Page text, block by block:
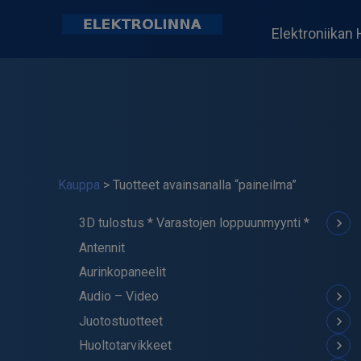
Elektroniikan
Kauppa > Tuotteet avainsanalla “paineilma”
keyboard_arrow_down
3D tulostus * Varastojen loppuunmyynti *
Moniväriset Filamentit
ABS Filamentti
ASA Filamentti
PETG Filamentti
PLA Filamentti
Antennit
Aurinkopaneelit
keyboard_arrow_down
Audio – Video
Megafonit
Vahvistimet, Mikserit
keyboard_arrow_down
Juotostuotteet
Juotinasemat, juottimet
keyboard_arrow_down
Huoltotarvikkeet